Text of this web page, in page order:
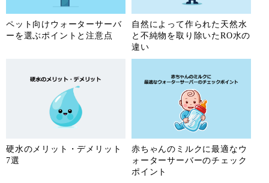
ペット向けウォーターサーバ
ーを選ぶポイントと注意点
自然によって作られた天然水
と不純物を取り除いたRO水の
違い
硬水のメリット・デメリット
7選
赤ちゃんのミルクに最適なウ
ォーターサーバーのチェック
ポイント